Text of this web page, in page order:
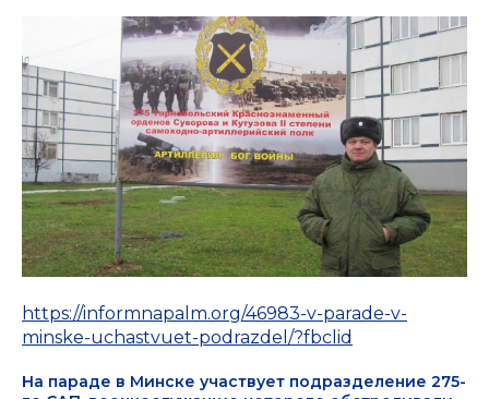
https://informnapalm.org/46983-v-parade-v-
minske-uchastvuet-podrazdel/?fbclid
На параде в Минске участвует подразделение 275-